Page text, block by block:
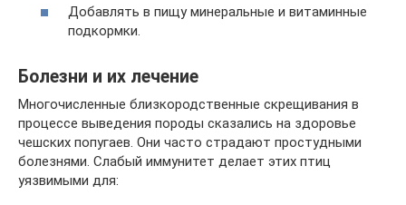
Добавлять в пищу минеральные и витаминные
подкормки.
Болезни и их лечение
Многочисленные близкородственные скрещивания в
процессе выведения породы сказались на здоровье
чешских попугаев. Они часто страдают простудными
болезнями. Слабый иммунитет делает этих птиц
уязвимыми для: